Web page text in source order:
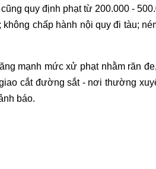
quy định phạt từ 200.000 -
chấp hành nội quy đi tàu;
mạnh mức xử phạt nhằm răn
cắt đường sắt - nơi thường
báo.